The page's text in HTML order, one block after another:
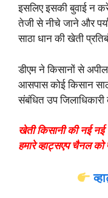
इसलिए इसकी बुवाई न
तेजी से नीचे जाने और
साठा धान की खेती
डीएम ने किसानों से
आसपास कोई किसान
संबंधित उप जिलाधिकारी
खेती किसानी की नई
हमारे व्हाट्सएप चैनल